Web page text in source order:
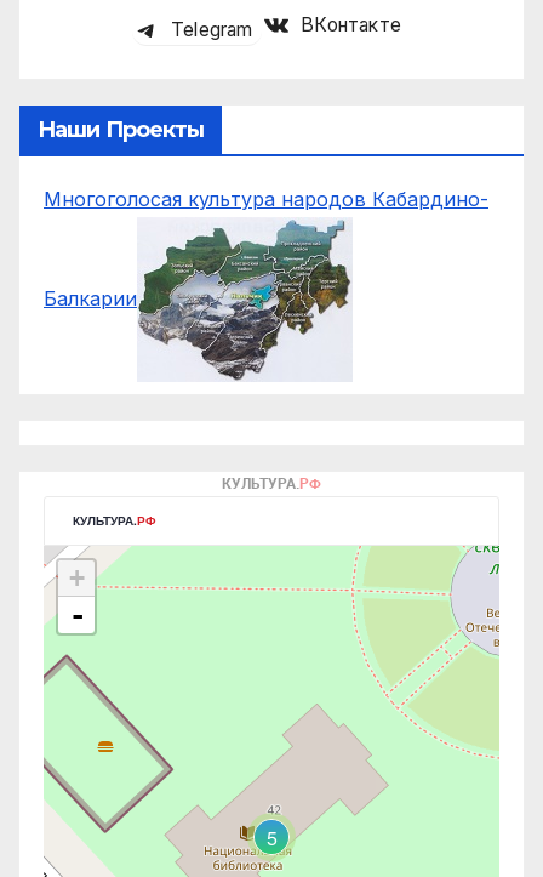
Telegram ВКонтакте
Наши Проекты
Многоголосая культура народов Кабардино-
Балкарии